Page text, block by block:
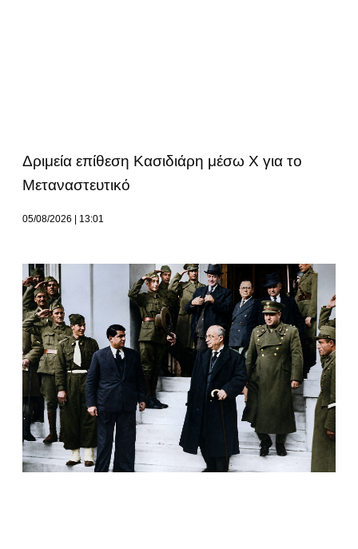
Δριμεία επίθεση Κασιδιάρη μέσω Χ για το
Μεταναστευτικό
05/08/2026 13:01